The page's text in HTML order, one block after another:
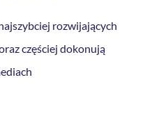
rozwijających
częściej dokonują